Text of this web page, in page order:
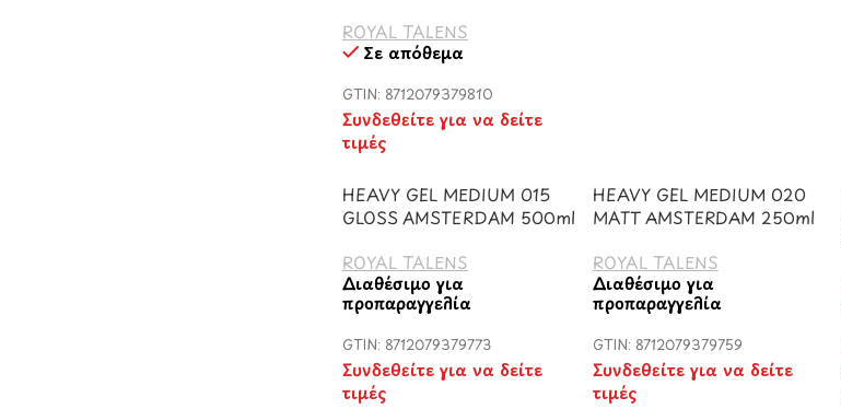
ROYAL TALENS
Σε απόθεμα
GTIN: 8712079379810
Συνδεθείτε για να δείτε
τιμές
HEAVY GEL MEDIUM 015
GLOSS AMSTERDAM 500ml
ROYAL TALENS
Διαθέσιμο για
προπαραγγελία
GTIN: 8712079379773
Συνδεθείτε για να δείτε
τιμές
HEAVY GEL MEDIUM 020
MATT AMSTERDAM 250ml
ROYAL TALENS
Διαθέσιμο για
προπαραγγελία
GTIN: 8712079379759
Συνδεθείτε για να δείτε
τιμές